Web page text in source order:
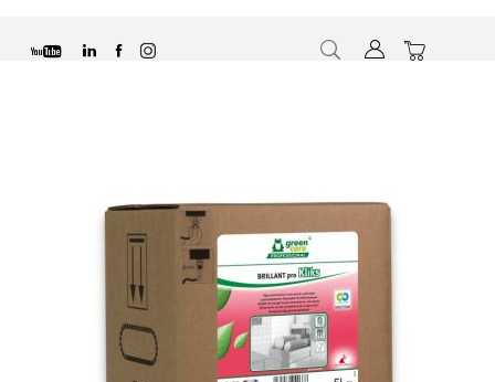
Chercher Mon